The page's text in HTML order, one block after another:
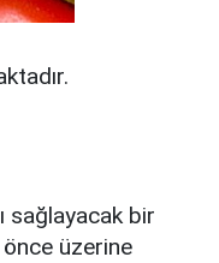
sağlayacak bir
üzerine